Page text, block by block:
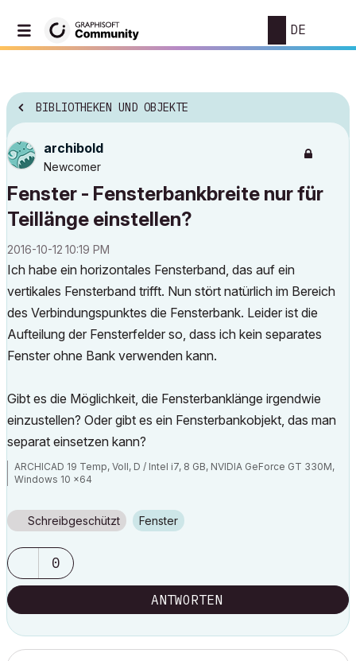
DE
BIBLIOTHEKEN UND OBJEKTE
archibold
Newcomer
Fenster - Fensterbankbreite nur für
Teillänge einstellen?
‎2016-10-12 10:19 PM
Ich habe ein horizontales Fensterband, das auf ein
vertikales Fensterband trifft. Nun stört natürlich im Bereich
des Verbindungspunktes die Fensterbank. Leider ist die
Aufteilung der Fensterfelder so, dass ich kein separates
Fenster ohne Bank verwenden kann.
Gibt es die Möglichkeit, die Fensterbanklänge irgendwie
einzustellen? Oder gibt es ein Fensterbankobjekt, das man
separat einsetzen kann?
ARCHICAD 19 Temp, Voll, D / Intel i7, 8 GB, NVIDIA GeForce GT 330M,
Windows 10 x64
Schreibgeschützt Fenster
0
ANTWORTEN